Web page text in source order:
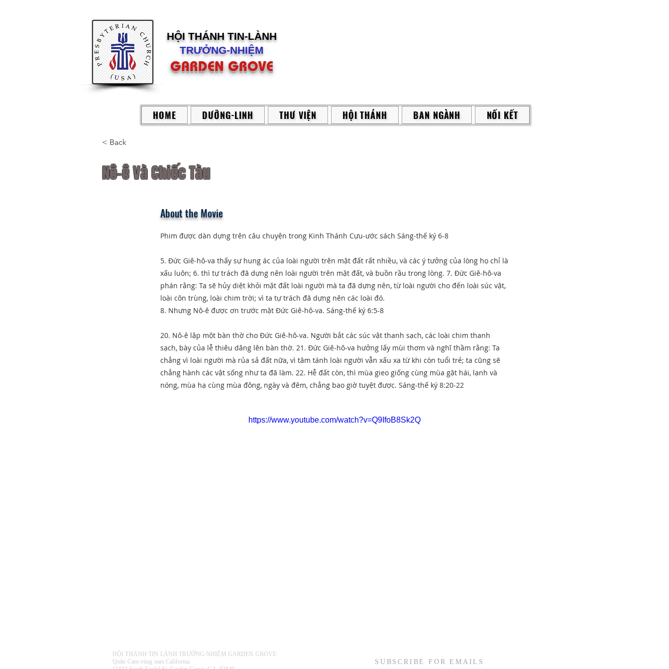
HỘI THÁNH TIN-LÀNH
TRƯỞNG-NHIỆM
GARDEN GROVE
HOME DƯỠNG-LINH THƯ VIỆN HỘI THÁNH BAN NGÀNH NỐI KẾT
< Back
Nô-ê Và Chiếc Tàu
About the Movie
Phim được dàn dựng trên câu chuyện trong Kinh Thánh Cựu-ước sách Sáng-thế ký 6-8
5. Đức Giê-hô-va thấy sự hung ác của loài người trên mặt đất rất nhiều, và các ý tưởng của lòng họ chỉ là
xấu luôn; 6. thì tự trách đã dựng nên loài người trên mặt đất, và buồn rầu trong lòng. 7. Đức Giê-hô-va
phán rằng: Ta sẽ hủy diệt khỏi mặt đất loài người mà ta đã dựng nên, từ loài người cho đến loài súc vật,
loài côn trùng, loài chim trời; vì ta tự trách đã dựng nên các loài đó.
8. Nhưng Nô-ê được ơn trước mặt Đức Giê-hô-va. Sáng-thế ký 6:5-8
20. Nô-ê lập một bàn thờ cho Đức Giê-hô-va. Người bắt các súc vật thanh sạch, các loài chim thanh
sạch, bày của lễ thiêu dâng lên bàn thờ. 21. Đức Giê-hô-va hưởng lấy mùi thơm và nghĩ thầm rằng: Ta
chẳng vì loài người mà rủa sả đất nữa, vì tâm tánh loài người vẫn xấu xa từ khi còn tuổi trẻ; ta cũng sẽ
chẳng hành các vật sống như ta đã làm. 22. Hễ đất còn, thì mùa gieo giống cùng mùa gặt hái, lạnh và
nóng, mùa hạ cùng mùa đông, ngày và đêm, chẳng bao giờ tuyệt được. Sáng-thế ký 8:20-22
https://www.youtube.com/watch?v=Q9IfoB8Sk2Q
HỘI THÁNH TIN LÀNH TRƯỞNG NHIỆM GARDEN GROVE
Quận Cam-vùng nam California
SUBSCRIBE FOR EMAILS